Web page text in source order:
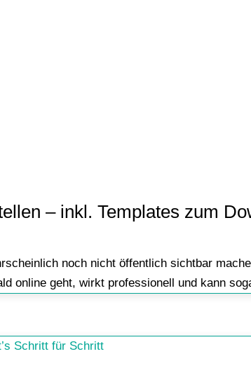
– inkl. Templates zum
noch nicht öffentlich sichtbar
online geht, wirkt professionell und kann